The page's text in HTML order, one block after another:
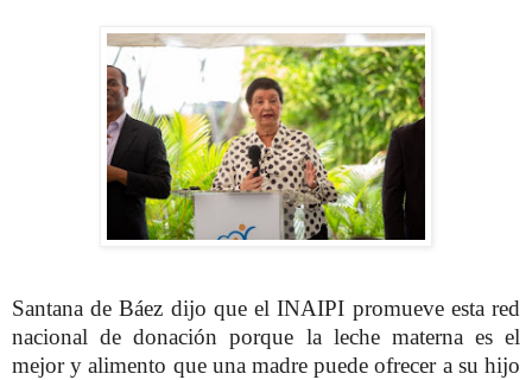
Santana de Báez dijo que el INAIPI promueve esta red
nacional de donación porque la leche materna es el
mejor y alimento que una madre puede ofrecer a su hijo